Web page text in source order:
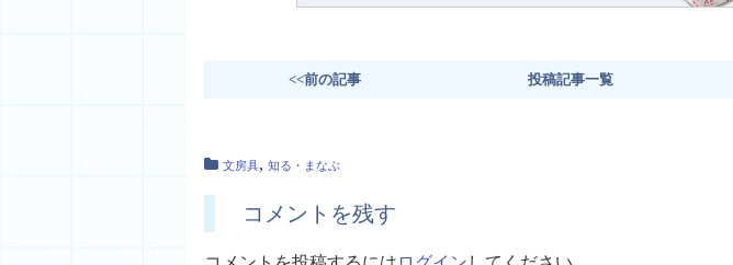
<<前の記事 投稿記事一覧
文房具,知る・まなぶ
コメントを残す